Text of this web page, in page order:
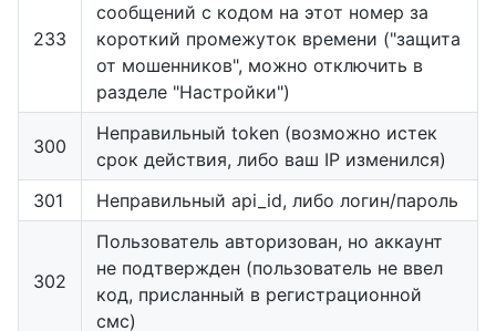
233
сообщений с кодом на этот номер за
короткий промежуток времени ("защита
от мошенников", можно отключить в
разделе "Настройки")
300
Неправильный token (возможно истек
срок действия, либо ваш IP изменился)
301
Неправильный api_id, либо логин/пароль
302
Пользователь авторизован, но аккаунт
не подтвержден (пользователь не ввел
код, присланный в регистрационной
смс)